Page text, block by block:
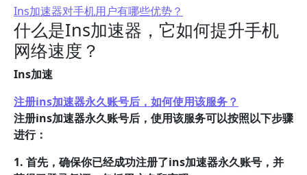
Ins加速器对手机用户有哪些优势？
什么是Ins加速器，它如何提升手机
网络速度？
Ins加速
注册ins加速器永久账号后，如何使用该服务？
注册ins加速器永久账号后，使用该服务可以按照以下步骤
进行：
1. 首先，确保你已经成功注册了ins加速器永久账号，并